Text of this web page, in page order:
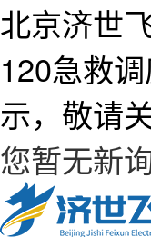
北京济世
120急救
示，敬请关
您暂无新